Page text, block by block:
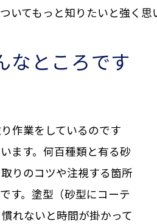
てもっと知りたいと強く思
なところです
作業をしているのです
ます。何百種類と有る砂
りのコツや注視する箇所
す。塗型（砂型にコーテ
れないと時間が掛かって